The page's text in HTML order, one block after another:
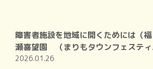
障害者施設を地域に開くためには（
瀬喜望園 （まりもタウンフェスティ
2026.01.26